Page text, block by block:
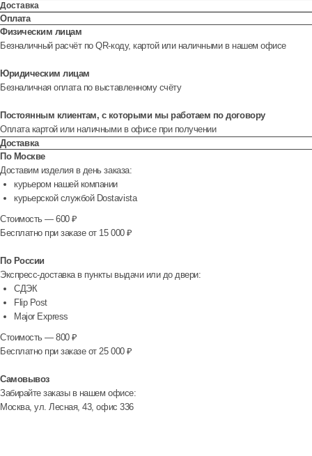
Доставка
Оплата
Физическим лицам
Безналичный расчёт по QR-коду, картой или наличными в нашем офисе
Юридическим лицам
Безналичная оплата по выставленному счёту
Постоянным клиентам, с которыми мы работаем по договору
Оплата картой или наличными в офисе при получении
Доставка
По Москве
Доставим изделия в день заказа:
курьером нашей компании
курьерской службой Dostavista
Стоимость — 600 ₽
Бесплатно при заказе от 15 000 ₽
По России
Экспресс-доставка в пункты выдачи или до двери:
СДЭК
Flip Post
Major Express
Стоимость — 800 ₽
Бесплатно при заказе от 25 000 ₽
Самовывоз
Забирайте заказы в нашем офисе:
Москва, ул. Лесная, 43, офис 336